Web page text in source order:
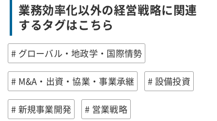
業務効率化以外の経営戦略に関連
するタグはこちら
# グローバル・地政学・国際情勢
# M&A・出資・協業・事業承継 # 設備投資
# 新規事業開発 # 営業戦略